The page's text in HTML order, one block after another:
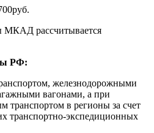
МКАД рассчитывается
РФ:
железнодорожными
вагонами, а при
транспортом в регионы за счет
транспортно-экспедиционных